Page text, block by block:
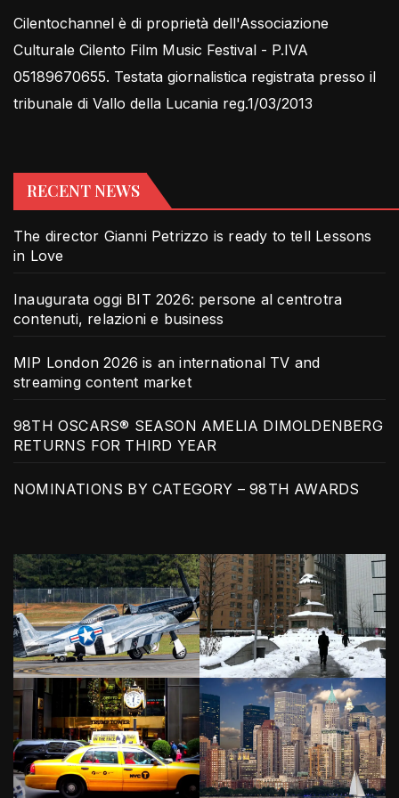
Cilentochannel è di proprietà dell'Associazione
Culturale Cilento Film Music Festival - P.IVA
05189670655. Testata giornalistica registrata presso il
tribunale di Vallo della Lucania reg.1/03/2013
RECENT NEWS
The director Gianni Petrizzo is ready to tell Lessons
in Love
Inaugurata oggi BIT 2026: persone al centrotra
contenuti, relazioni e business
MIP London 2026 is an international TV and
streaming content market
98TH OSCARS® SEASON AMELIA DIMOLDENBERG
RETURNS FOR THIRD YEAR
NOMINATIONS BY CATEGORY – 98TH AWARDS